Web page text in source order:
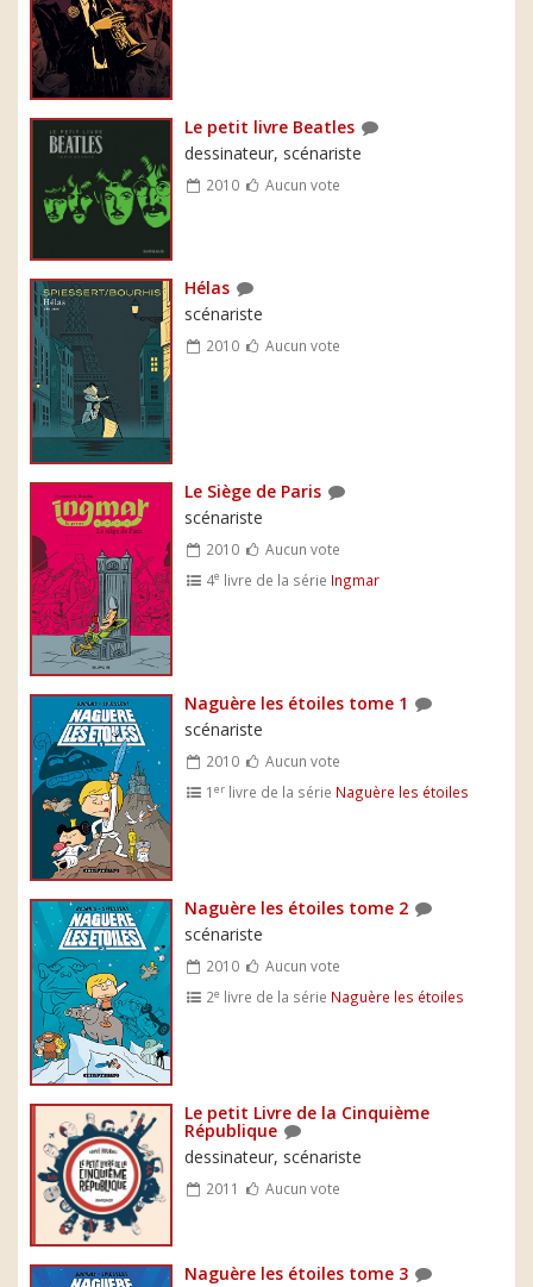
Le petit livre Beatles
dessinateur, scénariste
2010 Aucun vote
Hélas
scénariste
2010 Aucun vote
Le Siège de Paris
scénariste
2010
Aucun vote
4e livre de la série Ingmar
Naguère les étoiles tome 1
scénariste
2010
Aucun vote
1er livre de la série Naguère les étoiles
Naguère les étoiles tome 2
scénariste
2010
Aucun vote
2e livre de la série Naguère les étoiles
Le petit Livre de la Cinquième
République
dessinateur, scénariste
2011 Aucun vote
Naguère les étoiles tome 3